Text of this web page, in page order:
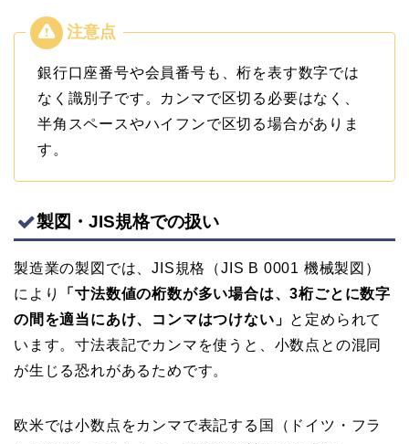
銀行口座番号や会員番号も、桁を表す数字では
なく識別子です。カンマで区切る必要はなく、
半角スペースやハイフンで区切る場合がありま
す。
製図・JIS規格での扱い
製造業の製図では、JIS規格（JIS B 0001 機械製図）
により
「寸法数値の桁数が多い場合は、3桁ごとに数字
の間を適当にあけ、コンマはつけない」 と定められて
います。寸法表記でカンマを使うと、小数点との混同
が生じる恐れがあるためです。
欧米では小数点をカンマで表記する国（ドイツ・フラ